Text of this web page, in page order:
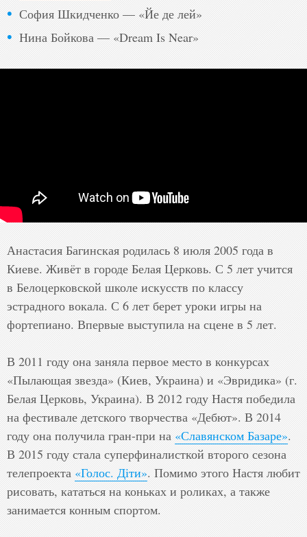
София Шкидченко — «Йе де лей»
Нина Бойкова — «Dream Is Near»
Анастасия Багинская родилась 8 июля 2005 года в
Киеве. Живёт в городе Белая Церковь. С 5 лет учится
в Белоцерковской школе искусств по классу
эстрадного вокала. С 6 лет берет уроки игры на
фортепиано. Впервые выступила на сцене в 5 лет.
В 2011 году она заняла первое место в конкурсах
«Пылающая звезда» (Киев, Украина) и «Эвридика» (г.
Белая Церковь, Украина). В 2012 году Настя победила
на фестивале детского творчества «Дебют». В 2014
году она получила гран-при на «Славянском Базаре».
В 2015 году стала суперфиналисткой второго сезона
телепроекта «Голос. Діти». Помимо этого Настя любит
рисовать, кататься на коньках и роликах, а также
занимается конным спортом.